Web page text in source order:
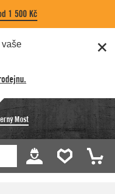
1 500 Kč
vaše
Most